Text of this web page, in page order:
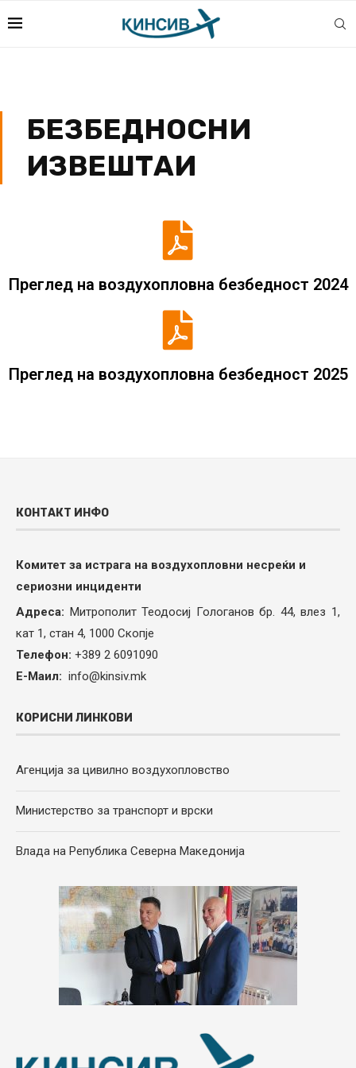
БЕЗБЕДНОСНИ
ИЗВЕШТАИ
Преглед на воздухопловна безбедност 2024
Преглед на воздухопловна безбедност 2025
КОНТАКТ ИНФО
Комитет за истрага на воздухопловни несреќи и
сериозни инциденти
Адреса: Митрополит Теодосиј Гологанов бр. 44, влез 1,
кат 1, стан 4, 1000 Скопје
Телефон: +389 2 6091090
Е-Маил: info@kinsiv.mk
КОРИСНИ ЛИНКОВИ
Агенција за цивилно воздухопловство
Министерство за транспорт и врски
Влада на Република Северна Македонија